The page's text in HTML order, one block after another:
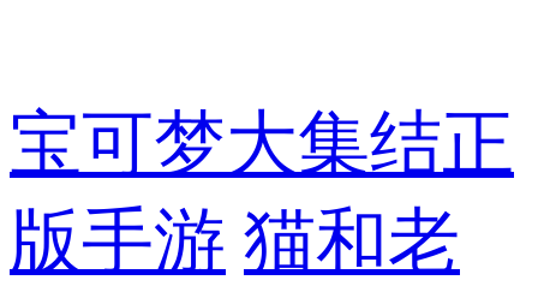
宝可梦大集结正
版手游 猫和老